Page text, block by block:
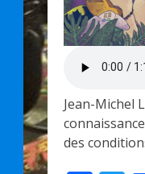
Jean-Michel
des